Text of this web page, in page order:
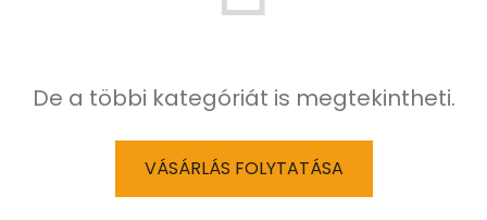
De a többi kategóriát is megtekintheti.
VÁSÁRLÁS FOLYTATÁSA